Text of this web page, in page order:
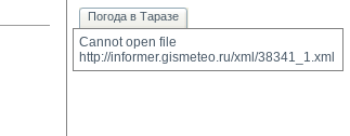
Погода в Таразе
Cannot open file
http://informer.gismeteo.ru/xml/38341_1.xml